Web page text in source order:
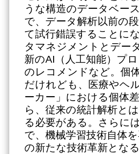
うな構造のデータベー
で、データ解析以前の
て試行錯誤することに
タマネジメントとデー
新のAI（人工知能）プ
のレコメンドなど。個
だけれども、医療やヘ
ーカー」における個体
ら、従来の統計解析と
る必要がある。さらに
で、機械学習技術自体
の新たな技術革新とな